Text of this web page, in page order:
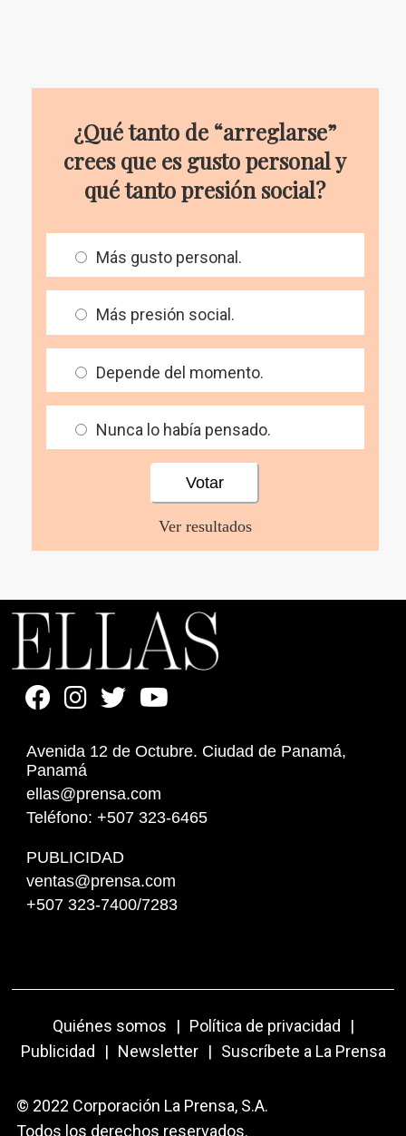
¿Qué tanto de “arreglarse”
crees que es gusto personal y
qué tanto presión social?
Más gusto personal.
Más presión social.
Depende del momento.
Nunca lo había pensado.
Ver resultados
Avenida 12 de Octubre. Ciudad de Panamá,
Panamá
ellas@prensa.com
Teléfono: +507 323-6465
PUBLICIDAD
ventas@prensa.com
+507 323-7400/7283
Quiénes somos | Política de privacidad
|
Publicidad
| Newsletter | Suscríbete a La Prensa
© 2022 Corporación La Prensa, S.A.
Todos los derechos reservados.